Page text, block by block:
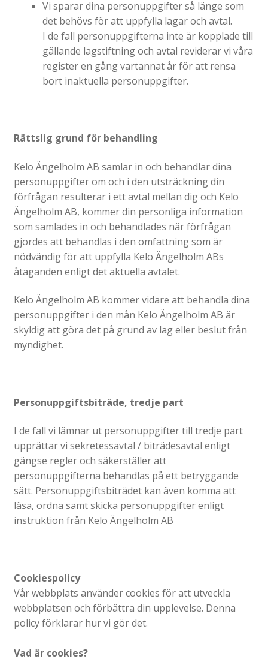
Vi sparar dina personuppgifter så länge som
det behövs för att uppfylla lagar och avtal.
I de fall personuppgifterna inte är kopplade till
gällande lagstiftning och avtal reviderar vi våra
register en gång vartannat år för att rensa
bort inaktuella personuppgifter.
Rättslig grund för behandling
Kelo Ängelholm AB samlar in och behandlar dina
personuppgifter om och i den utsträckning din
förfrågan resulterar i ett avtal mellan dig och Kelo
Ängelholm AB, kommer din personliga information
som samlades in och behandlades när förfrågan
gjordes att behandlas i den omfattning som är
nödvändig för att uppfylla Kelo Ängelholm ABs
åtaganden enligt det aktuella avtalet.
Kelo Ängelholm AB kommer vidare att behandla dina
personuppgifter i den mån Kelo Ängelholm AB är
skyldig att göra det på grund av lag eller beslut från
myndighet.
Personuppgiftsbiträde, tredje part
I de fall vi lämnar ut personuppgifter till tredje part
upprättar vi sekretessavtal / biträdesavtal enligt
gängse regler och säkerställer att
personuppgifterna behandlas på ett betryggande
sätt. Personuppgiftsbiträdet kan även komma att
läsa, ordna samt skicka personuppgifter enligt
instruktion från Kelo Ängelholm AB
Cookiespolicy
Vår webbplats använder cookies för att utveckla
webbplatsen och förbättra din upplevelse. Denna
policy förklarar hur vi gör det.
Vad är cookies?